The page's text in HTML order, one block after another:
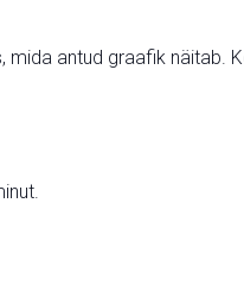
mida antud graafik näitab.